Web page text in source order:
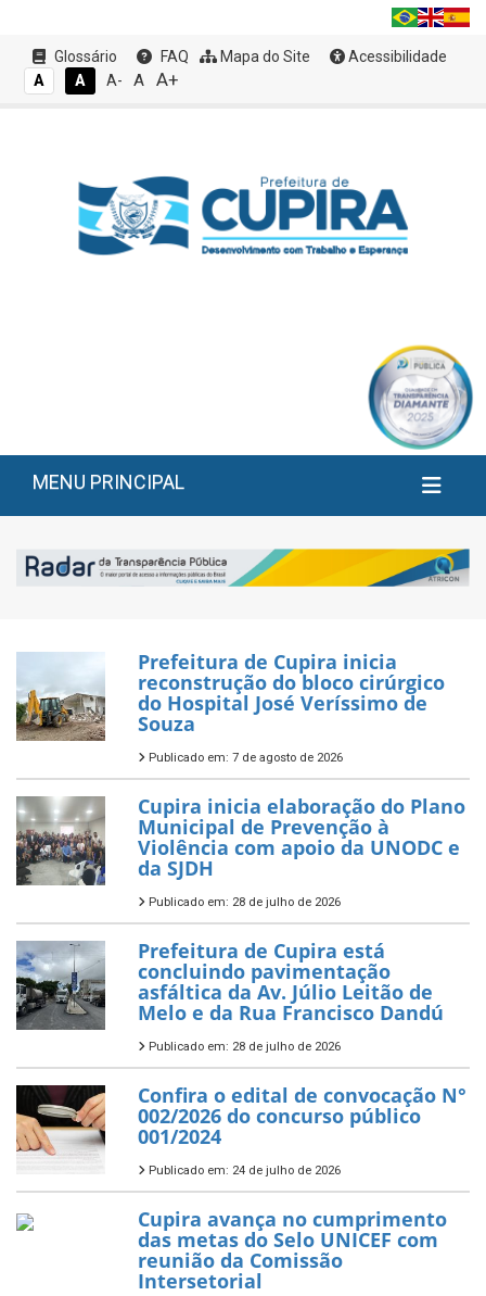
Glossário FAQ Mapa do Site
Acessibilidade
A
A A- A A+
MENU PRINCIPAL
Prefeitura de Cupira inicia
reconstrução do bloco cirúrgico
do Hospital José Veríssimo de
Souza
Publicado em: 7 de agosto de 2026
Cupira inicia elaboração do Plano
Municipal de Prevenção à
Violência com apoio da UNODC e
da SJDH
Publicado em: 28 de julho de 2026
Prefeitura de Cupira está
concluindo pavimentação
asfáltica da Av. Júlio Leitão de
Melo e da Rua Francisco Dandú
Publicado em: 28 de julho de 2026
Confira o edital de convocação N°
002/2026 do concurso público
001/2024
Publicado em: 24 de julho de 2026
Cupira avança no cumprimento
das metas do Selo UNICEF com
reunião da Comissão
Intersetorial